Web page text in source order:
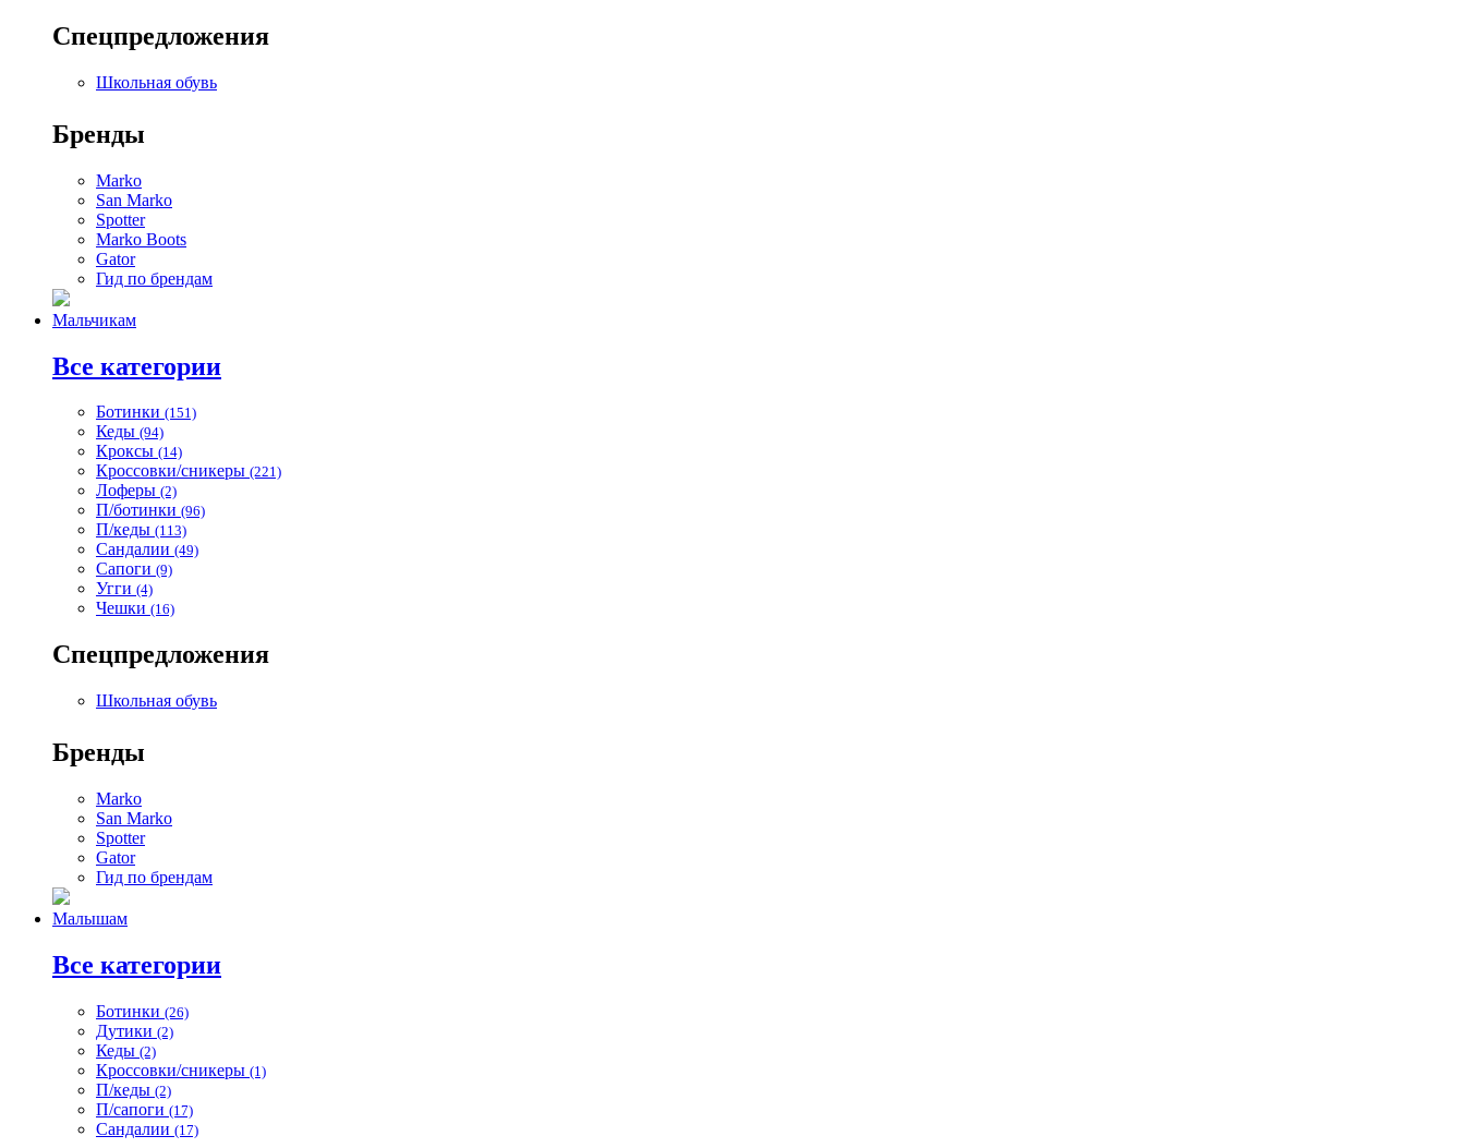
Спецпредложения
Школьная обувь
Бренды
Marko
San Marko
Spotter
Marko Boots
Gator
Гид по брендам
Мальчикам
Все категории
Ботинки (151)
Кеды (94)
Кроксы (14)
Кроссовки/сникеры (221)
Лоферы (2)
П/ботинки (96)
П/кеды (113)
Сандалии (49)
Сапоги (9)
Угги (4)
Чешки (16)
Спецпредложения
Школьная обувь
Бренды
Marko
San Marko
Spotter
Gator
Гид по брендам
Малышам
Все категории
Ботинки (26)
Дутики (2)
Кеды (2)
Кроссовки/сникеры (1)
П/кеды (2)
П/сапоги (17)
Сандалии (17)